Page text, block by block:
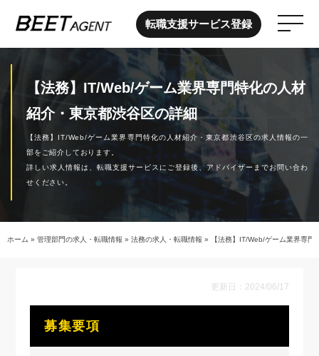
転職支援サービス登録
【法務】IT/Web/ゲーム業界専門特化の人材
紹介・東京都渋谷区の詳細
【法務】IT/Web/ゲーム業界専門特化の人材紹介・東京都渋谷区の求人情報の一
部をご紹介しております。
詳しい求人情報は、転職支援サービスにご登録後、アドバイザーまでお問い合わ
せください。
ホーム » 管理部門の求人・転職情報 » 法務の求人・転職情報 » 【法務】IT/Web/ゲーム業界専
更新日：2024/06/17
募集要項